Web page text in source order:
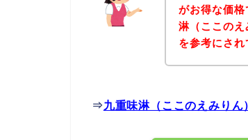
がお得な価
淋（ここの
を参考にさ
⇒九重味淋（ここのえみり